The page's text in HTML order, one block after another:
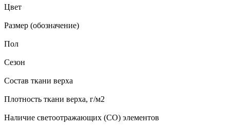
Цвет
Размер (обозначение)
Пол
Сезон
Состав ткани верха
Плотность ткани верха, г/м2
Наличие светоотражающих (СО) элементов